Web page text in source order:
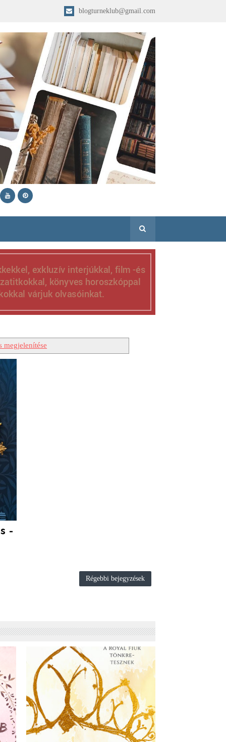
blogturneklub@gmail.com
megjelenítése
-
Régebbi bejegyzések